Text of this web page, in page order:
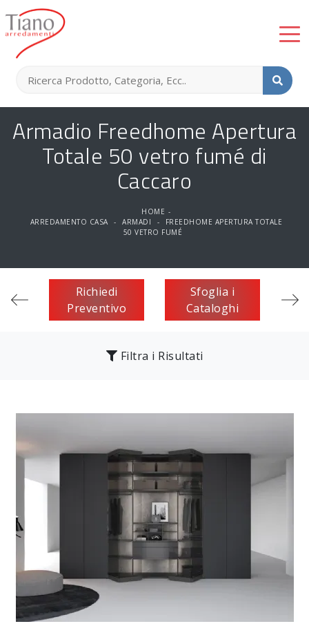
Armadio Freedhome Apertura
Totale 50 vetro fumé di
Caccaro
HOME -
ARREDAMENTO CASA - ARMADI -
FREEDHOME APERTURA TOTALE
50 VETRO FUMÉ
Richiedi
Preventivo
Sfoglia i
Cataloghi
Filtra i Risultati